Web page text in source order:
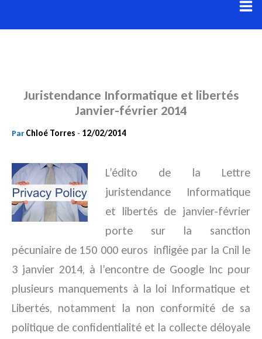
au
Juristendance Informatique et libertés
Janvier-février 2014
Par Chloé Torres - 12/02/2014
L’édito de la Lettre
juristendance Informatique
et libertés de janvier-février
porte sur la sanction
pécuniaire de 150 000 euros infligée par la Cnil le
3 janvier 2014, à l’encontre de Google Inc pour
plusieurs manquements à la loi Informatique et
Libertés, notamment la non conformité de sa
politique de confidentialité et la collecte déloyale